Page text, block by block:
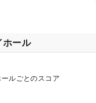
ホール
ルごとのスコア